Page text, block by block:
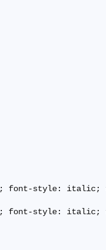
style:
style: